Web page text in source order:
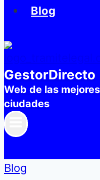
Blog
GestorDirecto
Web de las
ciudades
Blog